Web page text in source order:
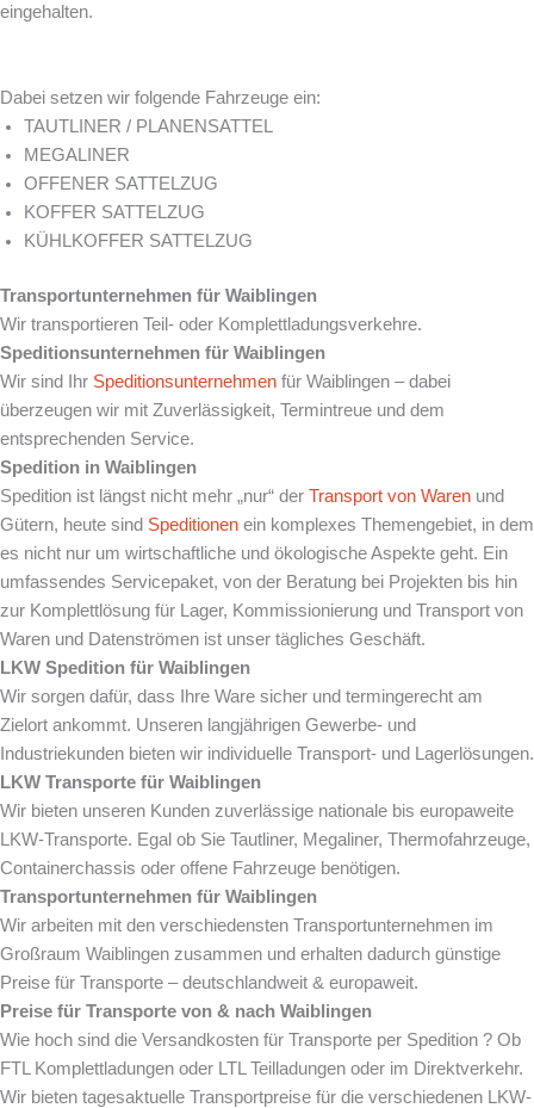
eingehalten.
Dabei setzen wir folgende Fahrzeuge ein:
TAUTLINER / PLANENSATTEL
MEGALINER
OFFENER SATTELZUG
KOFFER SATTELZUG
KÜHLKOFFER SATTELZUG
Transportunternehmen für Waiblingen
Wir transportieren Teil- oder Komplettladungsverkehre.
Speditionsunternehmen für Waiblingen
Wir sind Ihr Speditionsunternehmen für Waiblingen – dabei
überzeugen wir mit Zuverlässigkeit, Termintreue und dem
entsprechenden Service.
Spedition in Waiblingen
Spedition ist längst nicht mehr „nur“ der Transport von Waren und
Gütern, heute sind Speditionen ein komplexes Themengebiet, in dem
es nicht nur um wirtschaftliche und ökologische Aspekte geht. Ein
umfassendes Servicepaket, von der Beratung bei Projekten bis hin
zur Komplettlösung für Lager, Kommissionierung und Transport von
Waren und Datenströmen ist unser tägliches Geschäft.
LKW Spedition für Waiblingen
Wir sorgen dafür, dass Ihre Ware sicher und termingerecht am
Zielort ankommt. Unseren langjährigen Gewerbe- und
Industriekunden bieten wir individuelle Transport- und Lagerlösungen.
LKW Transporte für Waiblingen
Wir bieten unseren Kunden zuverlässige nationale bis europaweite
LKW-Transporte. Egal ob Sie Tautliner, Megaliner, Thermofahrzeuge,
Containerchassis oder offene Fahrzeuge benötigen.
Transportunternehmen für Waiblingen
Wir arbeiten mit den verschiedensten Transportunternehmen im
Großraum Waiblingen zusammen und erhalten dadurch günstige
Preise für Transporte – deutschlandweit & europaweit.
Preise für Transporte von & nach Waiblingen
Wie hoch sind die Versandkosten für Transporte per Spedition ? Ob
FTL Komplettladungen oder LTL Teilladungen oder im Direktverkehr.
Wir bieten tagesaktuelle Transportpreise für die verschiedenen LKW-